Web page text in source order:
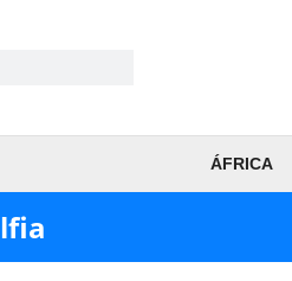
ÁFRICA